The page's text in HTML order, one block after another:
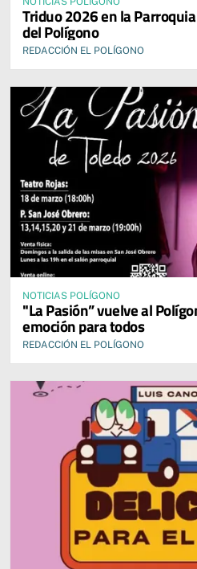
Triduo 2026 en la
del Polígono
REDACCIÓN EL POLÍGONO
NOTICIAS POLÍGONO
"La Pasión” vuelve al
emoción para todos
REDACCIÓN EL POLÍGONO